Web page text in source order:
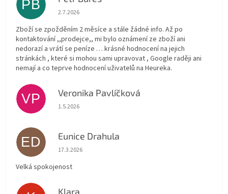
PB Hodnocení obchodu je 1 z 5 hvězdiček.
2.7.2026
Zboží se zpožděním 2 měsíce a stále žádné info. Až po
kontaktování ,,prodejce,, mi bylo oznámení ze zboží ani
nedorazí a vrátí se peníze … krásné hodnocení na jejich
stránkách , které si mohou sami upravovat , Google raději ani
nemají a co teprve hodnocení uživatelů na Heureka.
VP Veronika Pavlíčková
Hodnocení obchodu je 5 z 5 hvězdiček.
1.5.2026
ED Eunice Drahula
Hodnocení obchodu je 5 z 5 hvězdiček.
17.3.2026
Velká spokojenost
Klara